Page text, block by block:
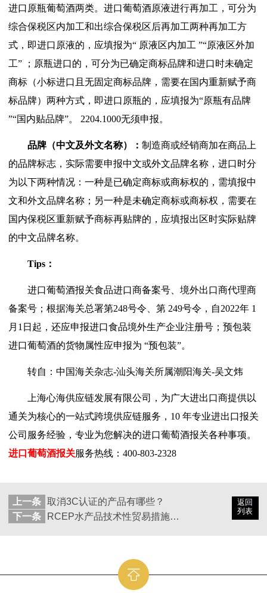
进口原瓶葡萄酒两类。进口葡萄酒原液进行再加工，可分为
综合保税区内加工和出综合保税区后再加工两种再加工方
式，即进口原液的，应填报为“ 原液区内加工 ”“原液区外加
工”
；原瓶进口的，可分为已确定商标品牌和进口时未确定
商标（小标进口且无固定商标品牌，需要在国内重新赋予商
标品牌）两种方式，即进口原瓶的，应填报为“原瓶有品牌
”“国内贴品牌”。 2204.1000无须申报。
品牌（中文及外文名称）： 制造商或经销商加在商品上
的品牌标志，实际需要申报中文或外文品牌名称，进口时分
为以下两种情况：一种是已确定商标或商标权的，需填报中
文和外文品牌名称；另一种是未确定商标或商标权，需要在
国内保税区重新赋予商标再贴牌的，应填报出区时实际贴牌
的中文品牌名称。
Tips ：
进口葡萄酒报关食品进口商备案号、境外出口商代理商
备案号；根据海关总署第248号令、第 249号令，自2022年 1
月 1 日起，还应申报进口食品境外生产企业注册号；预包装
进口葡萄酒的货物属性应申报为 “预包装”。
转自：中国海关杂志-汕头海关所属潮阳海关-吴文炜
上海心海供应链发展有限公司，为广大进出口商提供以
通关为核心的一站式跨境供应链服务， 10 年专业进出口报关
公司服务经验，专业为您解决的进口葡萄酒报关各种事项。
进口葡萄酒报关服务热线： 400-803-2328
返回
列表
上一条 取消3C认证的产品有哪些？
下一条
RCEP水产品技术性贸易措施：越南